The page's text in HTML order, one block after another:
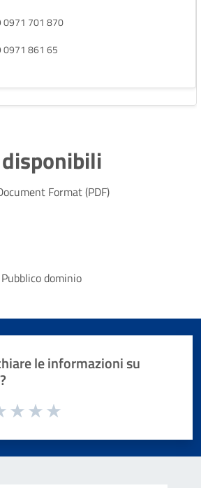
0971 701 870
0971 861 65
Format (PDF)
dominio
le informazioni su
la pagina